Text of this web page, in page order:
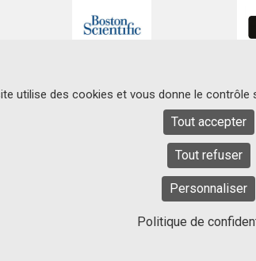
utilise des cookies et vous donne le contrôle
Tout accepter
Tout refuser
Personnaliser
Politique de